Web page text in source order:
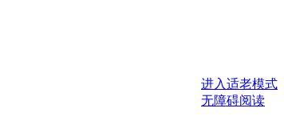
进入适老模式
无障碍阅读